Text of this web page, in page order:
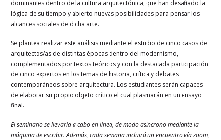
dominantes dentro de la cultura arquitectónica, que han desafiado la
lógica de su tiempo y abierto nuevas posibilidades para pensar los
alcances sociales de dicha arte.
Se plantea realizar este análisis mediante el estudio de cinco casos de
arquitectos/as de distintas épocas dentro del modernismo,
complementados por textos teóricos y con la destacada participación
de cinco expertos en los temas de historia, crítica y debates
contemporáneos sobre arquitectura. Los estudiantes serán capaces
de elaborar su propio objeto crítico el cual plasmarán en un ensayo
final.
El seminario se llevaría a cabo en línea, de modo asíncrono mediante la
máquina de escribir. Además, cada semana incluirá un encuentro vía zoom,